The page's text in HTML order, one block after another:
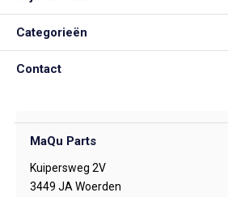
Categorieën
Contact
MaQu Parts
Kuipersweg 2V
3449 JA Woerden